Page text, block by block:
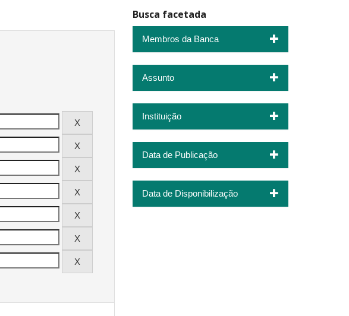
Busca facetada
Membros da Banca
Assunto
Instituição
Data de Publicação
Data de Disponibilização